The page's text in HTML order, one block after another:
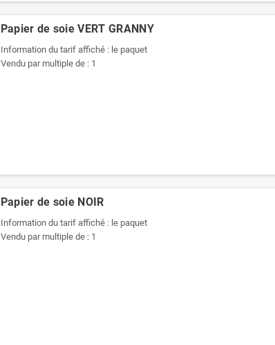
Papier de soie VERT GRANNY
Information du tarif affiché : le paquet
Vendu par multiple de : 1
Papier de soie NOIR
Information du tarif affiché : le paquet
Vendu par multiple de : 1